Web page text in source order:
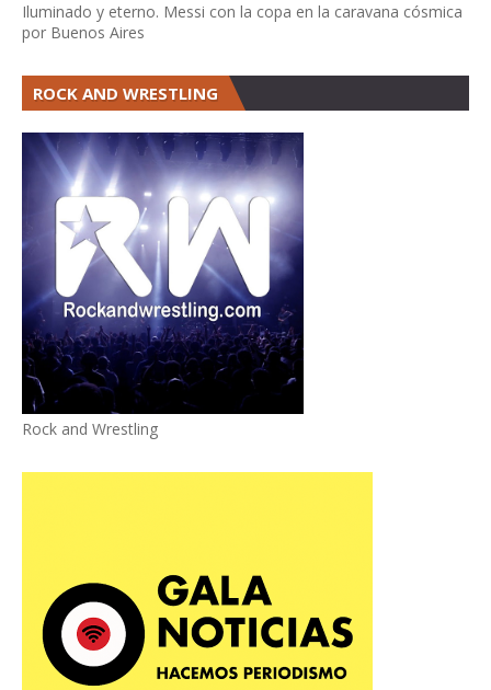
Iluminado y eterno. Messi con la copa en la caravana cósmica
por Buenos Aires
ROCK AND WRESTLING
Rock and Wrestling